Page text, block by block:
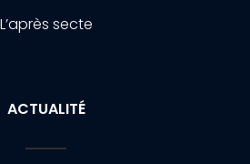
L’après secte
ACTUALITÉ